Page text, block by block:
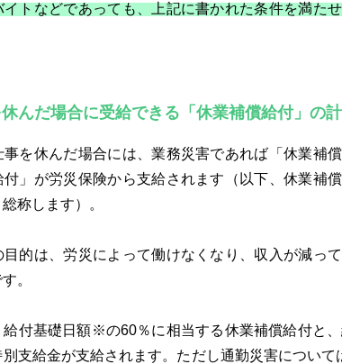
トなどであっても、上記に書かれた条件を満た
休んだ場合に受給できる「休業補償給付」の
を休んだ場合には、業務災害であれば「休業補
付」が労災保険から支給されます（以下、休業補
称します）。
的は、労災によって働けなくなり、収入が減っ
。
給付基礎日額※の60％に相当する休業補償給付と
支給金が支給されます。ただし通勤災害について